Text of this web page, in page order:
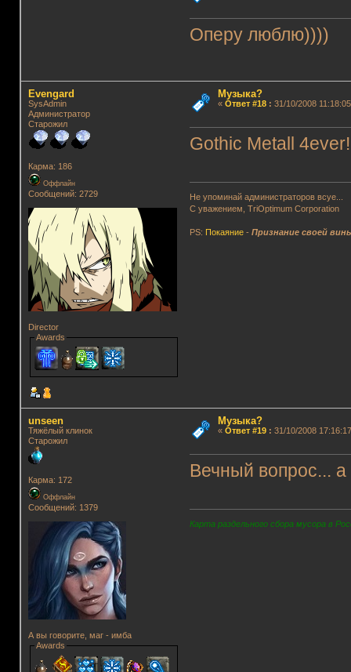
Оперу люблю))))
Evengard
SysAdmin
Администратор
Старожил
Карма: 186
Оффлайн
Сообщений: 2729
Director
Awards
Музыка?
« Ответ #18: 31/10/2008
Gothic Metall 4ever!
Не упоминай администраторов всуе...
С уважением, TriOptimum Corporation
PS: Покаяние -Признание своей
unseen
Тяжёлый клинок
Старожил
Карма: 172
Оффлайн
Сообщений: 1379
А вы говорите, маг - имба
Awards
Музыка?
« Ответ #19: 31/10/2008
Вечный вопрос... а
Карта раздельного сбора мусора в